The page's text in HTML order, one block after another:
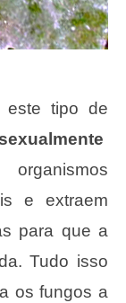
este tipo de
e extraem
para que a
Tudo isso
os fungos a